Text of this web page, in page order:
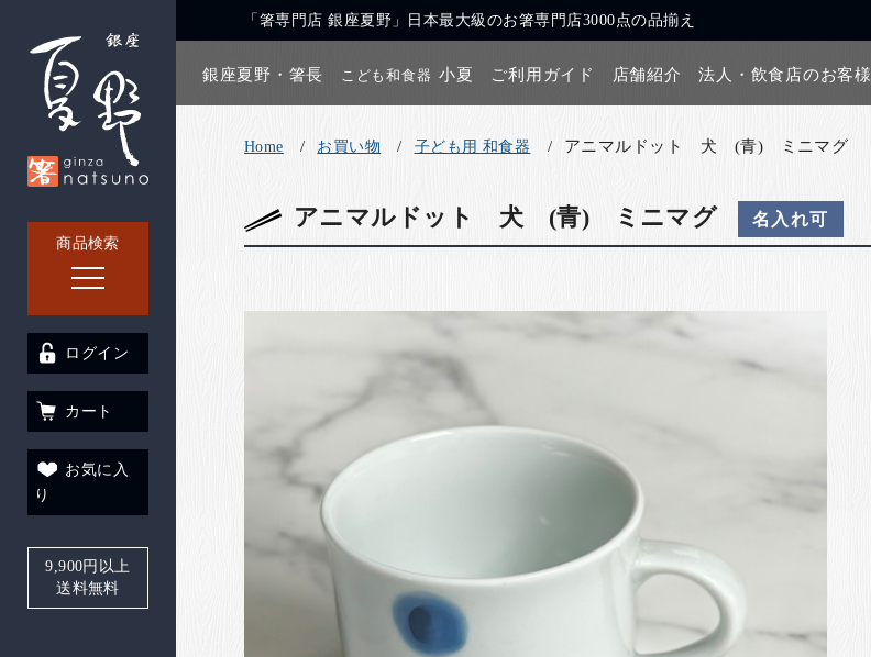
商品検索
「箸専門店 銀座夏野」日本最大級のお箸専門店3000点の品揃え
銀座夏野・箸長 こども和食器 小夏 ご利用ガイド 店舗紹介 法人・飲食店のお客様
ログイン
カート
お気に入
り
9,900円以上
送料無料
Home お買い物 子ども用 和食器 アニマルドット 犬 (青) ミニマグ
アニマルドット 犬 (青) ミニマグ 名入れ可